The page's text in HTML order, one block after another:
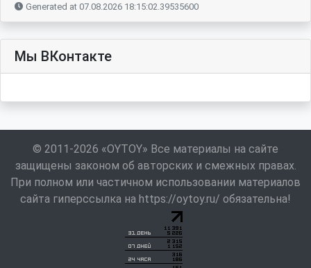
Generated at 07.08.2026 18:15:02.39535600
Мы ВКонтакте
© 2011-2026 «OYTOY» Все материалы на сайте
защищены законом об авторских и смежных правах.
При полном или частичном использовании материалов
сайта гиперссылка на https://oytoy.ru/ обязательна!